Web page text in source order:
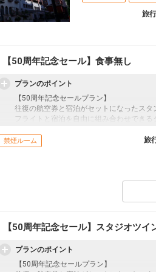
旅
【50周年記念セール】食事無し
プランのポイント
【50周年記念セールプラン】
往復の航空券と宿泊がセットになったスタ
フライトと宿泊を自由に組み合わせでき
旅行期間中の1泊だけの宿泊や延泊・飛び
フライトは、安心のJAL（またはJALグル
オプションでレンタカーや現地交通・体
禁煙ルーム 旅
【50周年記念セール】スタジオツ
プランのポイント
【50周年記念セールプラン】